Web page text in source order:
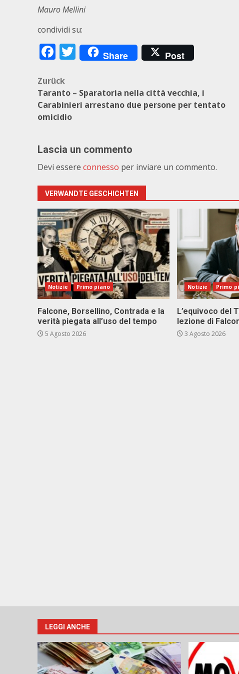
Mauro Mellini
condividi su:
Facebook
Twitter
Share Post
Beitragsnavigation
Zurück
Taranto – Sparatoria nella città vecchia, i
Carabinieri arrestano due persone per tentato
omicidio
Lascia un commento
Devi essere connesso per inviare un commento.
VERWANDTE GESCHICHTEN
Notizie Primo piano
Falcone, Borsellino, Contrada e la
verità piegata all’uso del tempo
5 Agosto 2026
Notizie Primo
L’equivoco del
lezione di
3 Agosto 2026
LEGGI ANCHE